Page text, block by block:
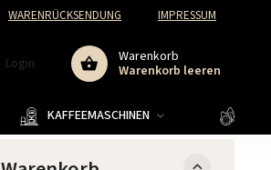
WARENRÜCKSENDUNG IMPRESSUM
Warenkorb
Warenkorb leeren
Login
KAFFEEMASCHINEN